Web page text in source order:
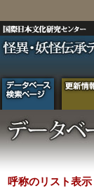
呼称のリスト表示